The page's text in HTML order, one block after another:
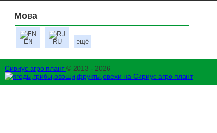
Мова
EN RU ещё
Сириус агро плант© 2013 - 2026